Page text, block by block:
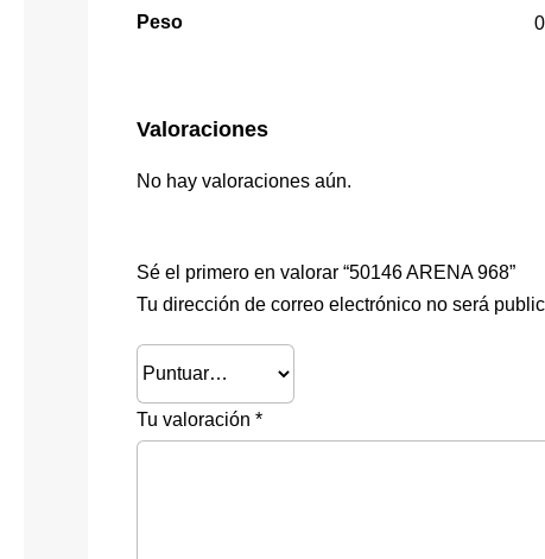
Peso
Valoraciones
No hay valoraciones aún.
Sé el primero en valorar “50146 ARENA 968”
Tu dirección de correo electrónico no será
Tu valoración *